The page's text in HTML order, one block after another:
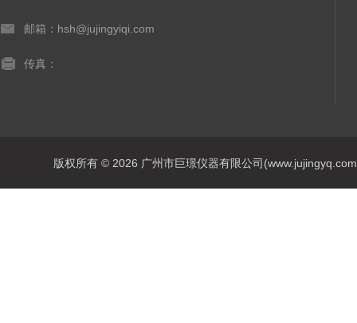
邮箱：hsh@jujingyiqi.com
传真：
版权所有 © 2026 广州市巨璟仪器有限公司